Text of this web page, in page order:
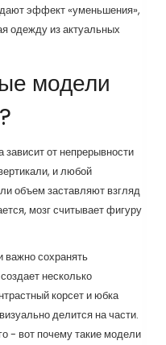
эффект «уменьшения»,
одежду из актуальных
модели
от непрерывности
и любой
объем заставляют взгляд
мозг считывает фигуру
важно сохранять
несколько
корсет и юбка
делится на части.
- вот почему такие модели